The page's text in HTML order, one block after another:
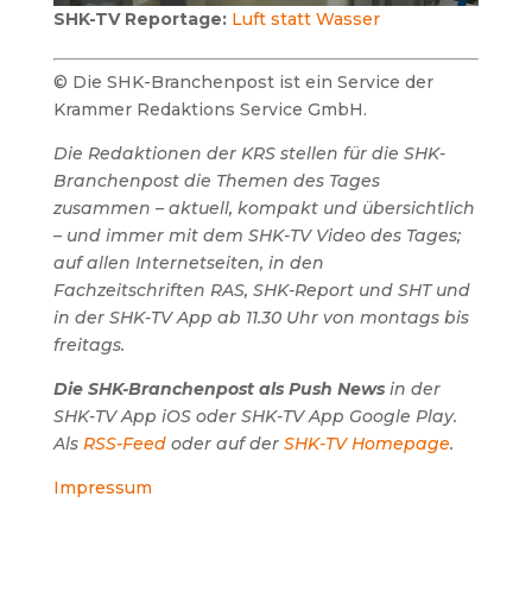
SHK-TV Reportage: Luft statt Wasser
© Die SHK-Branchenpost ist ein Service der
Krammer Redaktions Service GmbH.
Die Redaktionen der KRS stellen für die SHK-
Branchenpost die Themen des Tages
zusammen – aktuell, kompakt und übersichtlich
– und immer mit dem SHK-TV Video des Tages;
auf allen Internetseiten, in den
Fachzeitschriften RAS, SHK-Report und SHT und
in der SHK-TV App ab 11.30 Uhr von montags bis
freitags.
Die SHK-Branchenpost als Push Newsin der
SHK-TV App iOS oder SHK-TV App Google Play.
Als RSS-Feedoder auf der SHK-TV Homepage.
Impressum